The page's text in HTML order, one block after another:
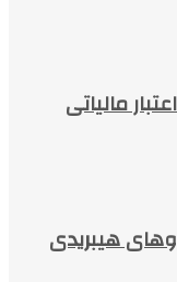
مالیاتی
هیبریدی